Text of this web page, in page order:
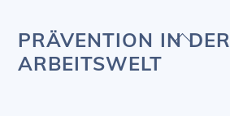
Back
PRÄVENTION IN DER
ARBEITSWELT